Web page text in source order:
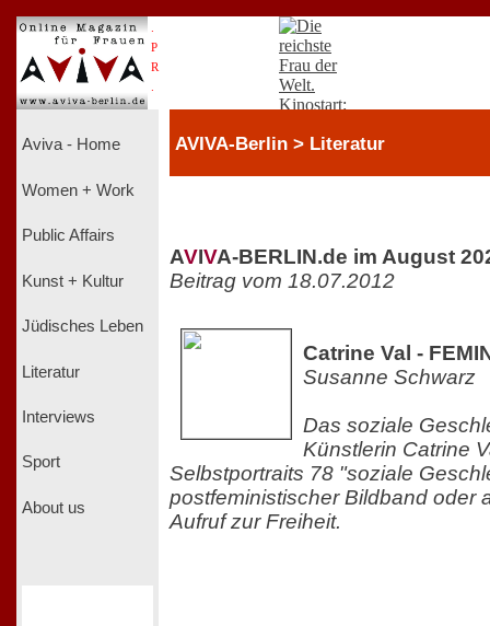
P
R
Aviva - Home
Women + Work
Public Affairs
Kunst + Kultur
Jüdisches Leben
Literatur
Interviews
Sport
About us
AVIVA-Berlin > Literatur
AVIVA-BERLIN.de im August
Beitrag vom 18.07.2012
Catrine Val -
Susanne Schwarz
Das soziale
Künstlerin Catrine
Selbstportraits 78 "soziale
postfeministischer Bildband oder
Aufruf zur Freiheit.